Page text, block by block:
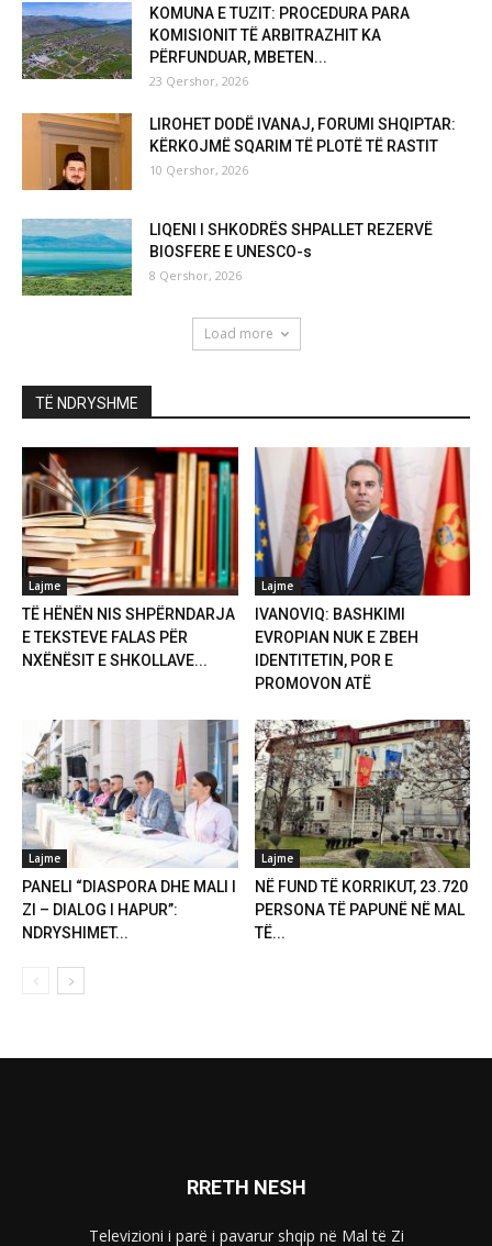
KOMUNA E TUZIT: PROCEDURA PARA
KOMISIONIT TË ARBITRAZHIT KA
PËRFUNDUAR, MBETEN...
23 Qershor, 2026
LIROHET DODË IVANAJ, FORUMI SHQIPTAR:
KËRKOJMË SQARIM TË PLOTË TË RASTIT
10 Qershor, 2026
LIQENI I SHKODRËS SHPALLET REZERVË
BIOSFERE E UNESCO-s
8 Qershor, 2026
Load more
TË NDRYSHME
Lajme
TË HËNËN NIS SHPËRNDARJA
E TEKSTEVE FALAS PËR
NXËNËSIT E SHKOLLAVE...
Lajme
IVANOVIQ: BASHKIMI
EVROPIAN NUK E ZBEH
IDENTITETIN, POR E
PROMOVON ATË
Lajme
PANELI “DIASPORA DHE MALI I
ZI – DIALOG I HAPUR”:
NDRYSHIMET...
Lajme
NË FUND TË KORRIKUT, 23.720
PERSONA TË PAPUNË NË MAL
TË...
RRETH NESH
Televizioni i parë i pavarur shqip në Mal të Zi